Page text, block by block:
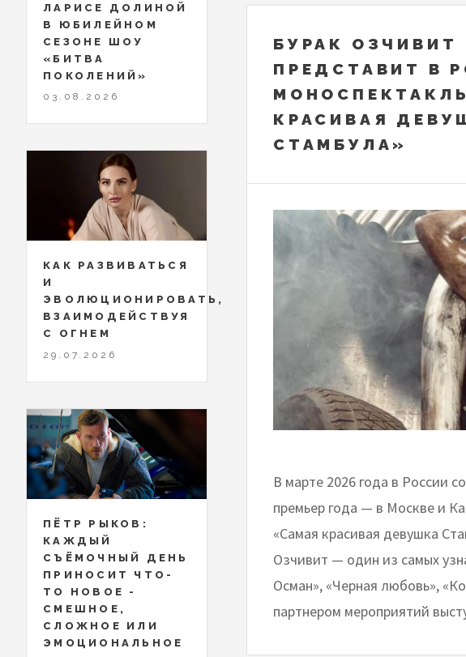
БУРАК ОЗЧИВИТ
ПРЕДСТАВИТ В
КРАСИВАЯ
СТАМБУЛА»
В марте 2026 года в России
премьер года — в Москве и
«Самая красивая девушка
Озчивит — один из самых
Осман», «Черная любовь»,
партнером мероприятий
ЛАРИСЕ ДОЛИНОЙ
В ЮБИЛЕЙНОМ
СЕЗОНЕ ШОУ
«БИТВА
ПОКОЛЕНИЙ»
03.08.2026
КАК РАЗВИВАТЬСЯ
И
ЭВОЛЮЦИОНИРОВАТЬ,
ВЗАИМОДЕЙСТВУЯ
С ОГНЕМ
29.07.2026
ПЁТР РЫКОВ:
КАЖДЫЙ
СЪЁМОЧНЫЙ ДЕНЬ
ПРИНОСИТ ЧТО-
ТО НОВОЕ -
СМЕШНОЕ,
СЛОЖНОЕ ИЛИ
ЭМОЦИОНАЛЬНОЕ